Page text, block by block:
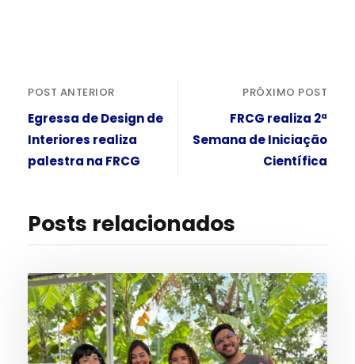
POST ANTERIOR
Egressa de Design de
Interiores realiza
palestra na FRCG
PRÓXIMO POST
FRCG realiza 2ª
Semana de Iniciação
Científica
Posts relacionados